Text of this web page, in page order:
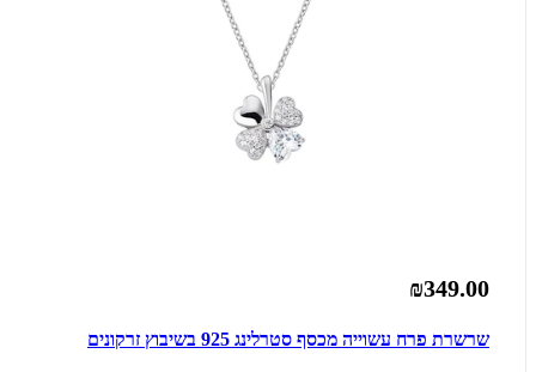
₪349.00
שרשרת פרח עשוייה מכסף סטרלינג 925 בשיבוץ זרקונים